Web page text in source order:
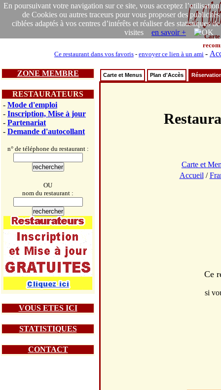
En poursuivant votre navigation sur ce site, vous acceptez l’utilisation
de Cookies ou autres traceurs pour vous proposer des publicités
ciblées adaptés à vos centres d’intérêts et réaliser des statistiques de
visites en savoir +
Carte
Ce restaurant dans vos favoris - envoyer ce lien à un ami -
ZONE MEMBRE
RESTAURATEURS
- Mode d'emploi
- Inscription, Mise à jour
- Partenariat
- Demande d'autocollant
n° de téléphone du restaurant :
OU
nom du restaurant :
VOUS ETES ICI
STATISTIQUES
CONTACT
Carte et Menus Plan d'Accès
Carte et
Accueil /
Ce
si